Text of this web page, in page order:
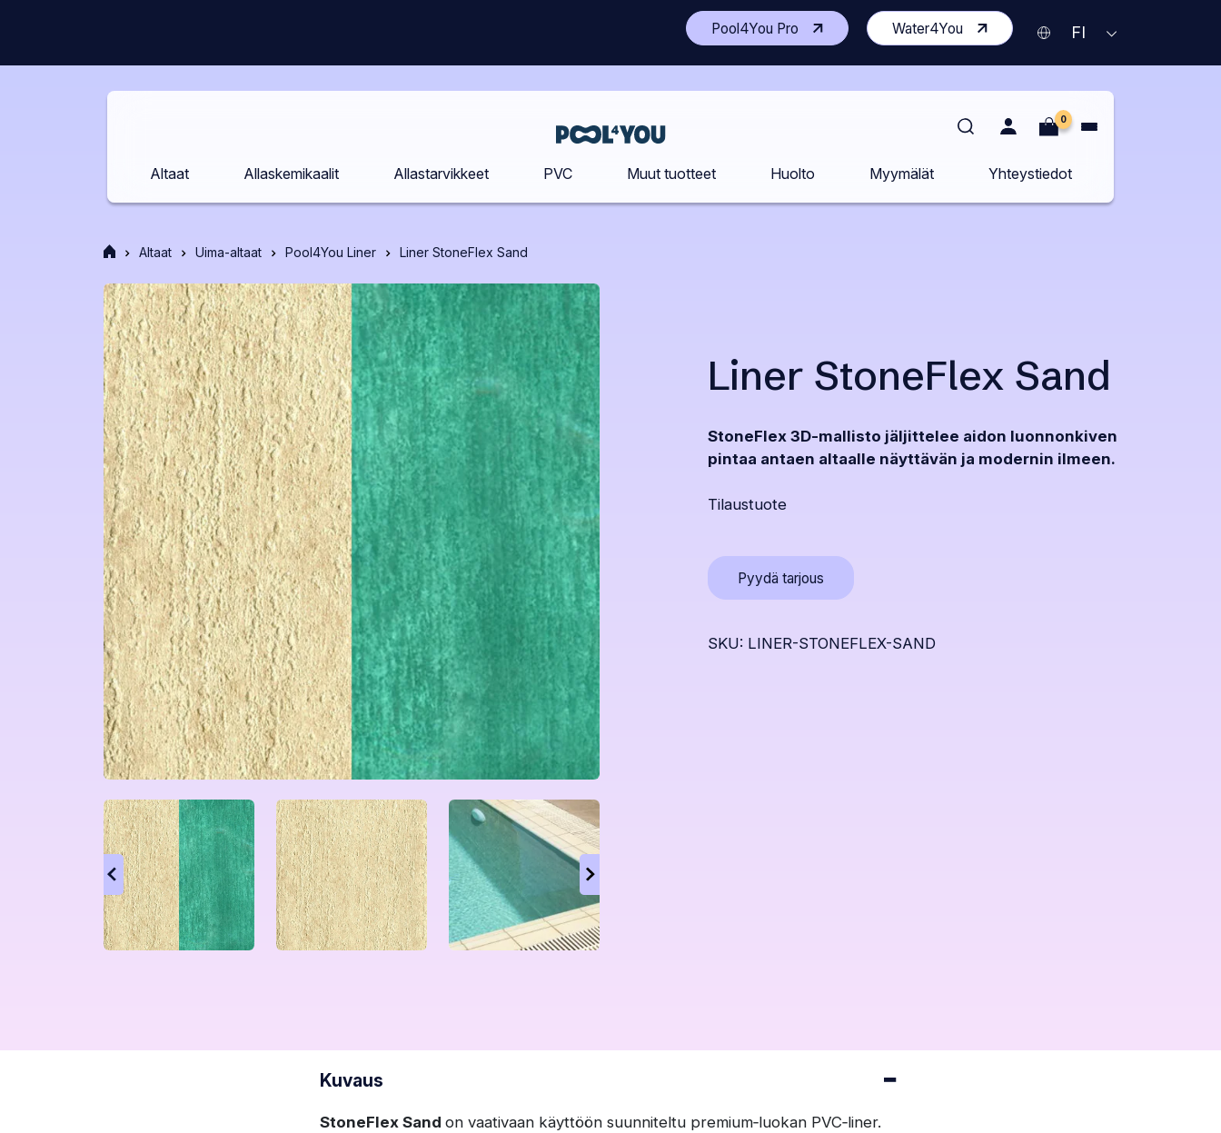
Pool4You Pro (Avaa
toisen
sivuston
uudelle
Water4You(Avaa
toisen
sivuston
uudelle
Nykyinen
AVAA
FI
Etusivu
0
Altaat Allaskemikaalit Allastarvikkeet PVC Muut tuotteet Huolto Myymälät Yhteystiedot
EtusivuAltaat Uima-altaat Pool4You Liner Liner StoneFlex Sand
Liner StoneFlex Sand
StoneFlex 3D-mallisto jäljittelee aidon luonnonkiven
pintaa antaen altaalle näyttävän ja modernin ilmeen.
Tilaustuote
Pyydä tarjous
popup
SKU: LINER-STONEFLEX-SAND
Kuvaus
StoneFlex Sand on vaativaan käyttöön suunniteltu premium‑luokan PVC‑liner.